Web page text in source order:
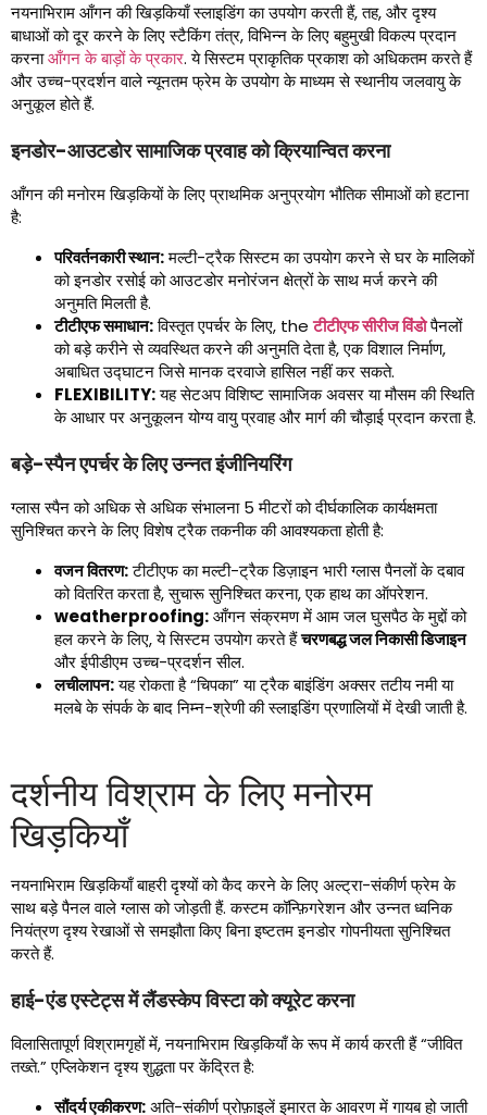
नयनाभिराम आँगन की खिड़कियाँ स्लाइडिंग का उपयोग करती हैं, तह, और दृश्य
बाधाओं को दूर करने के लिए स्टैकिंग तंत्र, विभिन्न के लिए बहुमुखी विकल्प प्रदान
करनाआँगन के बाड़ों के प्रकार. ये सिस्टम प्राकृतिक प्रकाश को अधिकतम करते हैं
और उच्च-प्रदर्शन वाले न्यूनतम फ्रेम के उपयोग के माध्यम से स्थानीय जलवायु के
अनुकूल होते हैं.
इनडोर-आउटडोर सामाजिक प्रवाह को क्रियान्वित करना
आँगन की मनोरम खिड़कियों के लिए प्राथमिक अनुप्रयोग भौतिक सीमाओं को हटाना
है:
परिवर्तनकारी स्थान:मल्टी-ट्रैक सिस्टम का उपयोग करने से घर के मालिकों
को इनडोर रसोई को आउटडोर मनोरंजन क्षेत्रों के साथ मर्ज करने की
अनुमति मिलती है.
टीटीएफ समाधान:विस्तृत एपर्चर के लिए, the टीटीएफ सीरीज विंडोपैनलों
को बड़े करीने से व्यवस्थित करने की अनुमति देता है, एक विशाल निर्माण,
अबाधित उद्घाटन जिसे मानक दरवाजे हासिल नहीं कर सकते.
FLEXIBILITY:यह सेटअप विशिष्ट सामाजिक अवसर या मौसम की स्थिति
के आधार पर अनुकूलन योग्य वायु प्रवाह और मार्ग की चौड़ाई प्रदान करता है.
बड़े-स्पैन एपर्चर के लिए उन्नत इंजीनियरिंग
ग्लास स्पैन को अधिक से अधिक संभालना 5 मीटरों को दीर्घकालिक कार्यक्षमता
सुनिश्चित करने के लिए विशेष ट्रैक तकनीक की आवश्यकता होती है:
वजन वितरण:टीटीएफ का मल्टी-ट्रैक डिज़ाइन भारी ग्लास पैनलों के दबाव
को वितरित करता है, सुचारू सुनिश्चित करना, एक हाथ का ऑपरेशन.
weatherproofing:आँगन संक्रमण में आम जल घुसपैठ के मुद्दों को
हल करने के लिए, ये सिस्टम उपयोग करते हैंचरणबद्ध जल निकासी डिजाइन
और ईपीडीएम उच्च-प्रदर्शन सील.
लचीलापन:यह रोकता है “चिपका” या ट्रैक बाइंडिंग अक्सर तटीय नमी या
मलबे के संपर्क के बाद निम्न-श्रेणी की स्लाइडिंग प्रणालियों में देखी जाती है.
दर्शनीय विश्राम के लिए मनोरम
खिड़कियाँ
नयनाभिराम खिड़कियाँ बाहरी दृश्यों को कैद करने के लिए अल्ट्रा-संकीर्ण फ्रेम के
साथ बड़े पैनल वाले ग्लास को जोड़ती हैं. कस्टम कॉन्फ़िगरेशन और उन्नत ध्वनिक
नियंत्रण दृश्य रेखाओं से समझौता किए बिना इष्टतम इनडोर गोपनीयता सुनिश्चित
करते हैं.
हाई-एंड एस्टेट्स में लैंडस्केप विस्टा को क्यूरेट करना
विलासितापूर्ण विश्रामगृहों में, नयनाभिराम खिड़कियाँ के रूप में कार्य करती हैं “जीवित
तख्ते.” एप्लिकेशन दृश्य शुद्धता पर केंद्रित है:
सौंदर्य एकीकरण:अति-संकीर्ण प्रोफ़ाइलें इमारत के आवरण में गायब हो जाती